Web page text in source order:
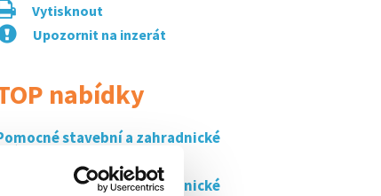
Vytisknout
Upozornit na inzerát
nabídky
stavební a zahradnické
práce
Pomocné stavební a zahradnické